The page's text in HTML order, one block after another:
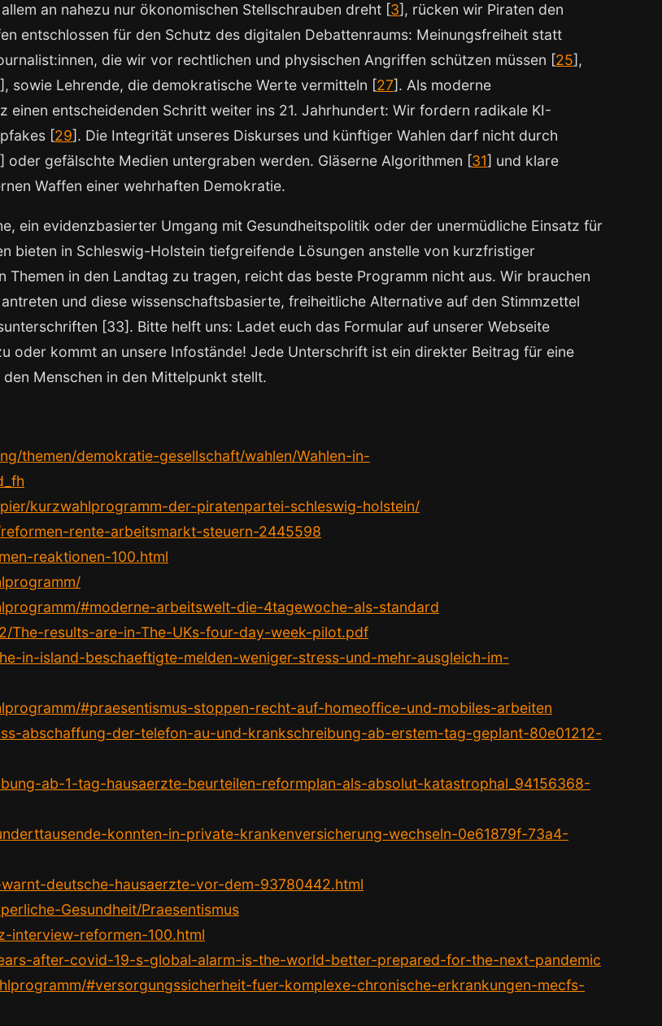
an nahezu nur ökonomischen Stellschrauben dreht [3], rücken wir Piraten den
entschlossen für den Schutz des digitalen Debattenraums: Meinungsfreiheit statt
die wir vor rechtlichen und physischen Angriffen schützen müssen [25],
], sowie Lehrende, die demokratische Werte vermitteln [27]. Als moderne
entscheidenden Schritt weiter ins 21. Jahrhundert: Wir fordern radikale KI-
[29]. Die Integrität unseres Diskurses und künftiger Wahlen darf nicht durch
] oder gefälschte Medien untergraben werden. Gläserne Algorithmen [31] und klare
Waffen einer wehrhaften Demokratie.
ein evidenzbasierter Umgang mit Gesundheitspolitik oder der unermüdliche Einsatz für
bieten in Schleswig-Holstein tiefgreifende Lösungen anstelle von kurzfristiger
in den Landtag zu tragen, reicht das beste Programm nicht aus. Wir brauchen
und diese wissenschaftsbasierte, freiheitliche Alternative auf den Stimmzettel
[33]. Bitte helft uns: Ladet euch das Formular auf unserer Webseite
oder kommt an unsere Infostände! Jede Unterschrift ist ein direkter Beitrag für eine
Menschen in den Mittelpunkt stellt.
themen/demokratie-gesellschaft/wahlen/Wahlen-in-
kurzwahlprogramm-der-piratenpartei-schleswig-holstein/
rente-arbeitsmarkt-steuern-2445598
reaktionen-100.html
#moderne-arbeitswelt-die-4tagewoche-als-standard
results-are-in-The-UKs-four-day-week-pilot.pdf
in-island-beschaeftigte-melden-weniger-stress-und-mehr-ausgleich-im-
#praesentismus-stoppen-recht-auf-homeoffice-und-mobiles-arbeiten
abschaffung-der-telefon-au-und-krankschreibung-ab-erstem-tag-geplant-80e01212-
ab-1-tag-hausaerzte-beurteilen-reformplan-als-absolut-katastrophal_94156368-
konnten-in-private-krankenversicherung-wechseln-0e61879f-73a4-
deutsche-hausaerzte-vor-dem-93780442.html
Gesundheit/Praesentismus
interview-reformen-100.html
after-covid-19-s-global-alarm-is-the-world-better-prepared-for-the-next-pandemic
#versorgungssicherheit-fuer-komplexe-chronische-erkrankungen-mecfs-